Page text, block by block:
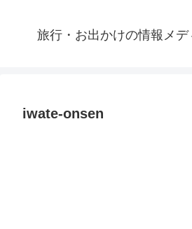
旅行・お出かけの情報メ
iwate-onsen